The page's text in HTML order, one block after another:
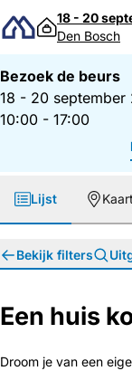
Direct naar
18 - 20
Den Bosch
Bezoek de beurs
18 - 20 september
10:00 - 17:00
Lijst Kaart
Bekijk filters
Een huis
Droom je van een